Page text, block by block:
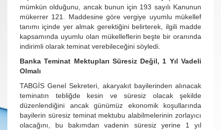
mümkün olduğunu, ancak bunun için 193 sayılı Kanunun
mükerrer 121. Maddesine göre vergiye uyumlu mükellef
tanımı içinde yer almak gerektiğini belirterek, ilgili madde
kapsamında uyumlu olan mükelleflerin beşte bir oranında
indirimli olarak teminat verebileceğini söyledi.
Banka Teminat Mektupları Süresiz Değil, 1 Yıl Vadeli
Olmalı
TABGİS Genel Sekreteri, akaryakıt bayilerinden alınacak
teminatın tebliğde kesin ve süresiz olacak şekilde
düzenlendiğini ancak günümüz ekonomik koşullarında
bayilerin süresiz teminat mektubu alabilmelerinin zorlayıcı
olacağını, bu bakımdan vadenin süresiz yerine 1 yıl